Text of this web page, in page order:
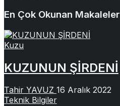
En Çok Okunan Makaleler
Kuzu
KUZUNUN ŞİRDENİ
Tahir YAVUZ 16 Aralık 2022
Teknik Bilgiler